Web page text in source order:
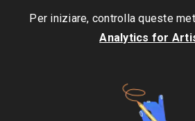
Per iniziare, controlla queste
Analytics for